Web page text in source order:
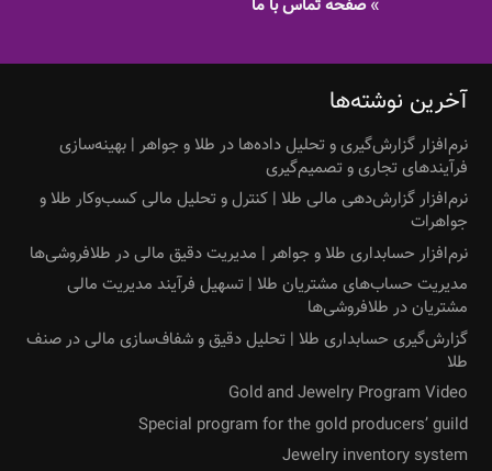
»صفحه تماس با ما
آخرین نوشته‌ها
نرم‌افزار گزارش‌گیری و تحلیل داده‌ها در طلا و جواهر | بهینه‌سازی
فرآیندهای تجاری و تصمیم‌گیری
نرم‌افزار گزارش‌دهی مالی طلا | کنترل و تحلیل مالی کسب‌وکار طلا و
جواهرات
نرم‌افزار حسابداری طلا و جواهر | مدیریت دقیق مالی در طلافروشی‌ها
مدیریت حساب‌های مشتریان طلا | تسهیل فرآیند مدیریت مالی
مشتریان در طلافروشی‌ها
گزارش‌گیری حسابداری طلا | تحلیل دقیق و شفاف‌سازی مالی در صنف
طلا
Gold and Jewelry Program Video
Special program for the gold producers’ guild
Jewelry inventory system